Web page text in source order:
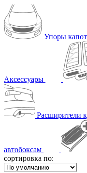
Упоры
Аксессуары
Расширители
автобоксам
сортировка по: